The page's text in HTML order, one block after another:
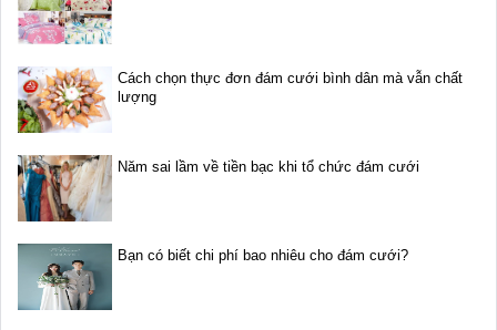
Cách chọn thực đơn đám cưới bình dân mà vẫn chất
lượng
Năm sai lầm về tiền bạc khi tổ chức đám cưới
Bạn có biết chi phí bao nhiêu cho đám cưới?